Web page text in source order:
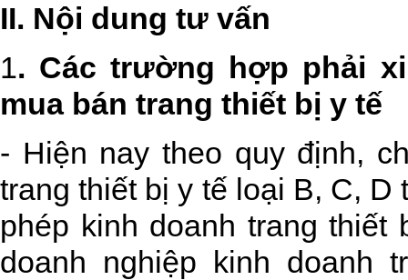
II. Nội dung tư vấn
1. Các trường hợp phải
mua bán trang thiết bị y tế
- Hiện nay theo quy định,
trang thiết bị y tế loại B, C,
phép kinh doanh trang
doanh nghiệp kinh doanh